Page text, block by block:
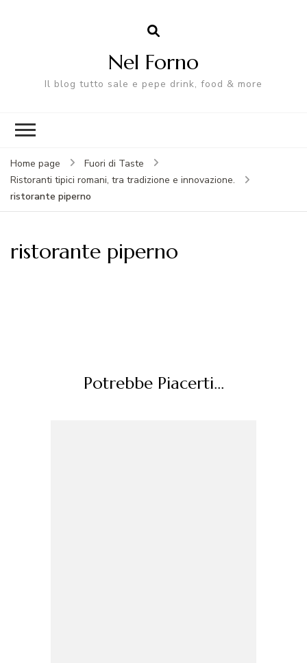
Nel Forno
Il blog tutto sale e pepe drink, food & more
Home page
Fuori di Taste
Ristoranti tipici romani, tra tradizione e innovazione.
ristorante piperno
ristorante piperno
Potrebbe Piacerti...